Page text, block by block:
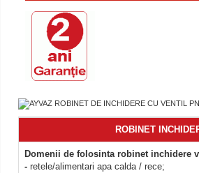
ROBINET
Domenii de folosinta robinet inchidere
- retele/alimentari apa calda / rece;